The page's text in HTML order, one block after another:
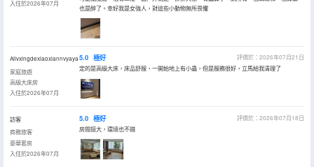
入住於2026年07月
也是醉了。幸好我是女強人，對這些小動物無所畏懼
Ailvxingdexiaoxiannvyaya
家庭旅遊
高級大床房
入住於2026年07月
5.0 極好
評價於：2026年07月21日
定的是高級大床，床品舒服，一開始地上有小蟲，但是服務很好，立馬給我清理了
訪客
商務旅客
豪華套房
入住於2026年07月
5.0 極好
評價於：2026年07月18日
房間挺大，環境也不錯